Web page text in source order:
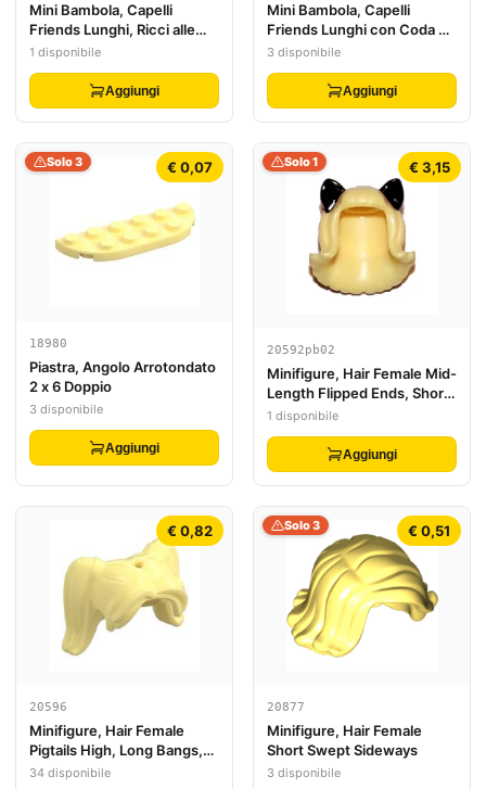
Mini Bambola, Capelli
Friends Lunghi, Ricci alle
Estremità, Foro sulla Parte
1 disponibile
Aggiungi
Mini Bambola, Capelli
Friends Lunghi con Coda di
Cavallo Francese
3 disponibile
Aggiungi
€ 0,07
Solo 3
18980
Piastra, Angolo Arrotondato
2 x 6 Doppio
3 disponibile
Aggiungi
€ 3,15
Solo 1
20592pb02
Minifigure, Hair Female Mid-
Length Flipped Ends, Short
Bangs, with Black Cat Ears
Pattern
1 disponibile
Aggiungi
€ 0,82
20596
Minifigure, Hair Female
Pigtails High, Long Bangs,
Hole on Top
34 disponibile
€ 0,51
Solo 3
20877
Minifigure, Hair Female
Short Swept Sideways
3 disponibile